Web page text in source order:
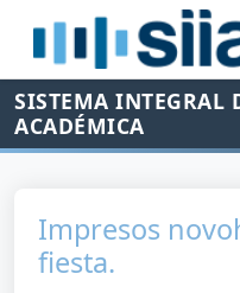
SISTEMA INTEGRAL
ACADÉMICA
Impresos
fiesta.